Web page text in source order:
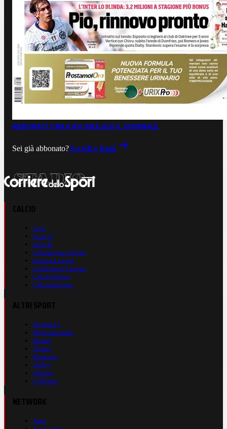
ABBONATI ORA A €0,99LEGGI IL GIORNALE
Sei già abbonato?Accedi e leggi
Live
Serie A
Serie B
Champions League
Europa League
Conference League
Calcio Estero
Calciomercato
Formula 1
Motomondiale
Basket
Tennis
Running
Volley
eSports
Ciclismo
Auto